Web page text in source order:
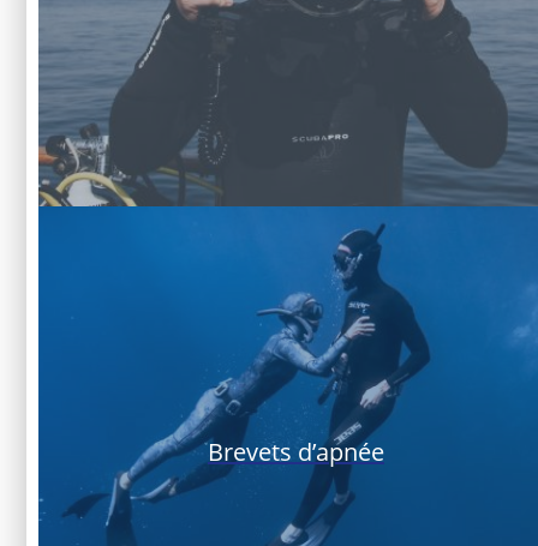
Brevets d’apnée